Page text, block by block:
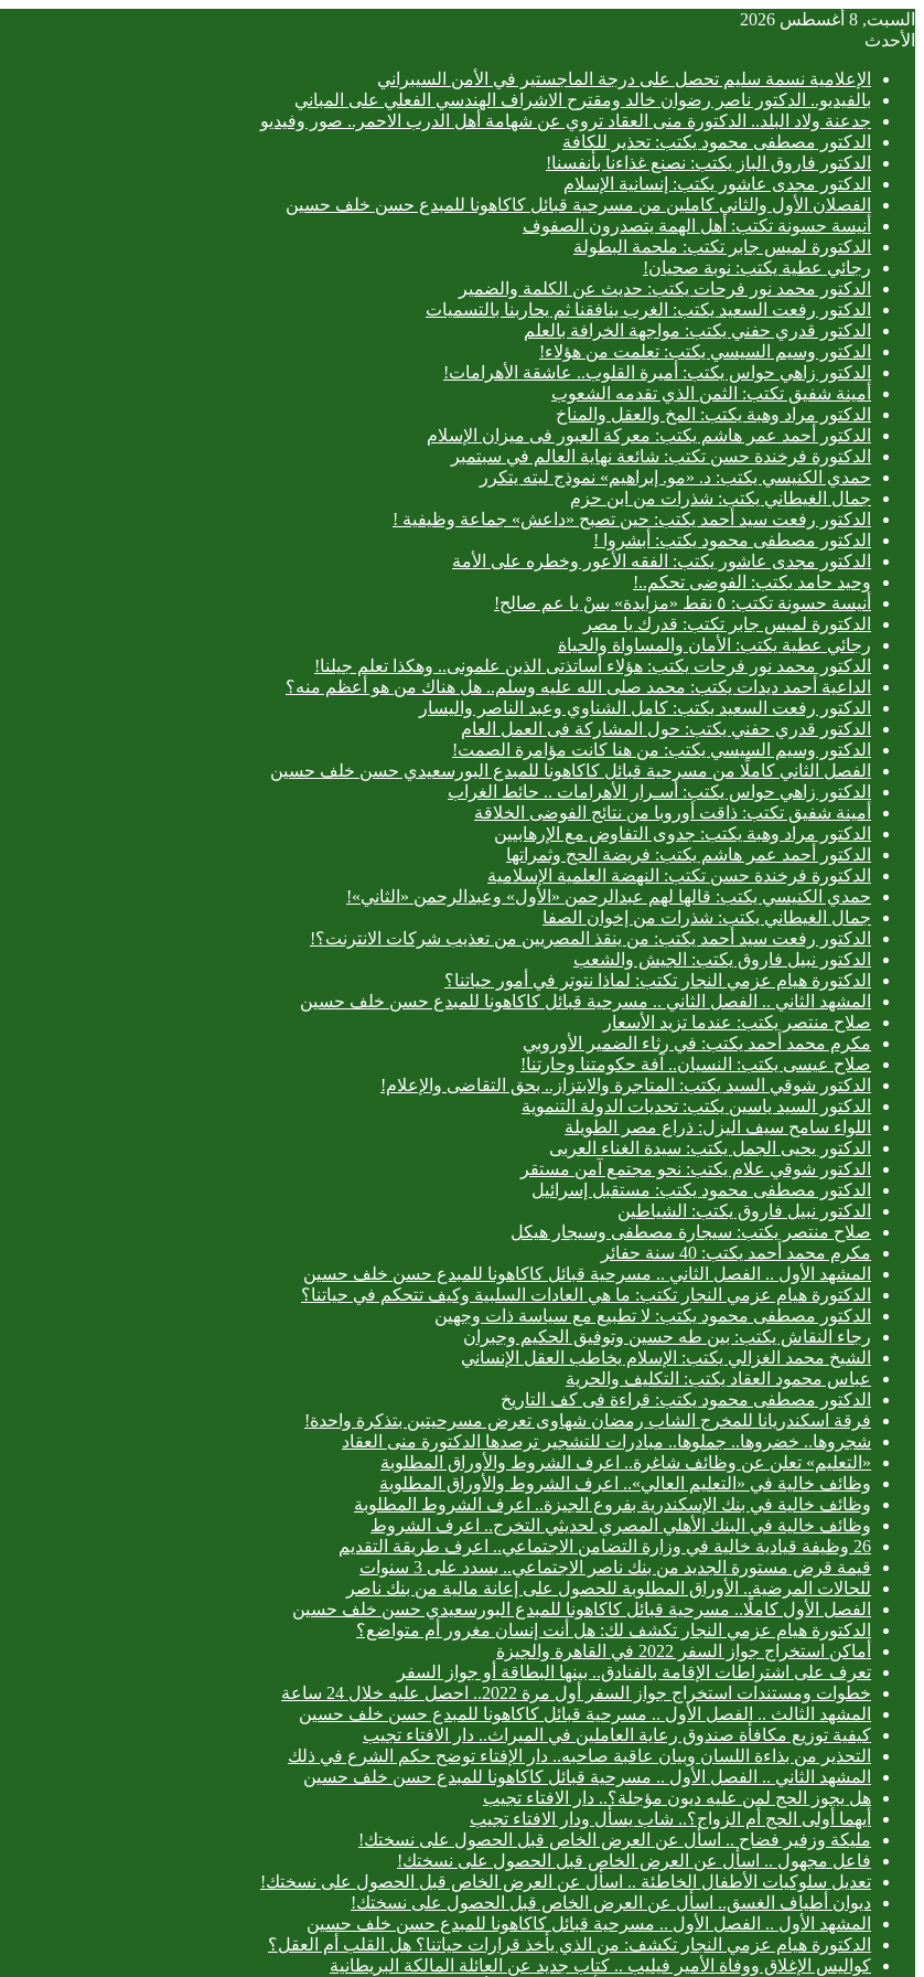
السبت, 8 أغسطس 2026
الأحدث
الإعلامية نسمة سليم تحصل على درجة الماجستير في الأمن السيبراني
بالفيديو.. ‎الدكتور ناصر رضوان خالد ومقترح الاشراف الهندسي الفعلي على المباني
جدعنة ولاد البلد.. الدكتورة منى العقاد تروي عن شهامة أهل الدرب الاحمر.. صور وفيديو
الدكتور مصطفى محمود يكتب: تحذير للكافة
الدكتور فاروق الباز يكتب: نصنع غذاءنا بأنفسنا!
الدكتور مجدى عاشور يكتب: إنسانية الإسلام
الفصلان الأول والثاني كاملين من مسرحية قبائل كاكاهونا للمبدع حسن خلف حسين
أنيسة حسونة تكتب: أهل الهمة يتصدرون الصفوف
الدكتورة لميس جابر تكتب: ملحمة البطولة
رجائي عطية يكتب: نوبة صحيان!
الدكتور محمد نور فرحات يكتب: حديث عن الكلمة والضمير
الدكتور رفعت السعيد يكتب: الغرب ينافقنا ثم يحاربنا بالتسميات
الدكتور قدري حفني يكتب: مواجهة الخرافة بالعلم
الدكتور وسيم السيسي يكتب: تعلمت من هؤلاء!
الدكتور زاهي حواس يكتب: أميرة القلوب.. عاشقة الأهرامات!
أمينة شفيق تكتب: الثمن الذي تقدمه الشعوب
الدكتور مراد وهبة يكتب: المخ والعقل والمناخ
الدكتور أحمد عمر هاشم يكتب: معركة العبور فى ميزان الإسلام
الدكتورة فرخندة حسن تكتب: شائعة نهاية العالم في سبتمبر
حمدي الكنيسي يكتب: د. «مو. إبراهيم» نموذج ليته يتكرر
جمال الغيطاني يكتب: شذرات من ابن حزم
الدكتور رفعت سيد أحمد يكتب: حين تصبح «داعش» جماعة وظيفية !
الدكتور مصطفى محمود يكتب: أبشروا !
الدكتور مجدى عاشور يكتب: الفقه الأعور وخطره على الأمة
وحيد حامد يكتب: الفوضى تحكم..!
أنيسة حسونة تكتب: ٥ نقط «مزايدة» بسْ يا عم صالح!
الدكتورة لميس جابر تكتب: قدرك يا مصر
رجائي عطية يكتب: الأمان والمساواة والحياة
الدكتور محمد نور فرحات يكتب: هؤلاء أساتذتى الذين علمونى.. وهكذا تعلم جيلنا!
الداعية أحمد ديدات يكتب: محمد صلى الله عليه وسلم.. هل هناك من هو أعظم منه؟
الدكتور رفعت السعيد يكتب: كامل الشناوي وعبد الناصر واليسار
الدكتور قدري حفني يكتب: حول المشاركة فى العمل العام
الدكتور وسيم السيسي يكتب: من هنا كانت مؤامرة الصمت!
الفصل الثاني كاملًا من مسرحية قبائل كاكاهونا للمبدع البورسعيدي حسن خلف حسين
الدكتور زاهي حواس يكتب: أسـرار الأهرامات .. حائط الغراب
أمينة شفيق تكتب: ذاقت أوروبا من نتائج الفوضى الخلاقة
الدكتور مراد وهبة يكتب: جدوى التفاوض مع الإرهابيين
الدكتور أحمد عمر هاشم يكتب: فريضة الحج وثمراتها
الدكتورة فرخندة حسن تكتب: النهضة العلمية الإسلامية
حمدي الكنيسي يكتب: قالها لهم عبدالرحمن «الأول» وعبدالرحمن «الثاني»!
جمال الغيطاني يكتب: شذرات من إخوان الصفا
الدكتور رفعت سيد أحمد يكتب: من ينقذ المصريين من تعذيب شركات الانترنت؟!
الدكتور نبيل فاروق يكتب: الجيش والشعب
الدكتورة هيام عزمي النجار تكتب: لماذا نتوتر في أمور حياتنا؟
المشهد الثاني .. الفصل الثاني .. مسرحية قبائل كاكاهونا للمبدع حسن خلف حسين
صلاح منتصر يكتب: عندما تزيد الأسعار
مكرم محمد أحمد يكتب: في رثاء الضمير الأوروبي
صلاح عيسى يكتب: النسيان.. آفة حكومتنا وحارتنا!
الدكتور شوقي السيد يكتب: المتاجرة والابتزاز.. بحق التقاضى والإعلام!
الدكتور السيد ياسين يكتب: تحديات الدولة التنموية
اللواء سامح سيف اليزل: ذراع مصر الطويلة
الدكتور يحيى الجمل يكتب: سيدة الغناء العربى
الدكتور شوقي علام يكتب: نحو مجتمع آمن مستقر
الدكتور مصطفى محمود يكتب: مستقبل إسرائيل
الدكتور نبيل فاروق يكتب: الشياطين
صلاح منتصر يكتب: سيجارة مصطفى وسيجار هيكل
مكرم محمد أحمد يكتب: 40 سنة حفائر
المشهد الأول .. الفصل الثاني .. مسرحية قبائل كاكاهونا للمبدع حسن خلف حسين
الدكتورة هيام عزمي النجار تكتب: ما هي العادات السلبية وكيف تتحكم في حياتنا؟
الدكتور مصطفى محمود يكتب: لا تطبيع مع سياسة ذات وجهين
رجاء النقاش يكتب: بين طه حسين وتوفيق الحكيم وجبران
الشيخ محمد الغزالي يكتب: الإسلام يخاطب العقل الإنساني
عباس محمود العقاد يكتب: التكليف والحرية
الدكتور مصطفى محمود يكتب: قراءة فى كف التاريخ
فرقة اسكندريانا للمخرج الشاب رمضان شهاوى تعرض مسرحيتين بتذكرة واحدة!
شجروها.. خضروها.. جملوها.. مبادرات للتشجير ترصدها الدكتورة منى العقاد
«التعليم» تعلن عن وظائف شاغرة.. اعرف الشروط والأوراق المطلوبة
وظائف خالية في «التعليم العالي».. اعرف الشروط والأوراق المطلوبة
وظائف خالية في بنك الإسكندرية بفروع الجيزة.. اعرف الشروط المطلوبة
وظائف خالية في البنك الأهلي المصري لحديثي التخرج.. اعرف الشروط
26 وظيفة قيادية خالية في وزارة التضامن الاجتماعي.. اعرف طريقة التقديم
قيمة قرض مستورة الجديد من بنك ناصر الاجتماعي.. يسدد على 3 سنوات
للحالات المرضية.. الأوراق المطلوبة للحصول على إعانة مالية من بنك ناصر
الفصل الأول كاملًا.. مسرحية قبائل كاكاهونا للمبدع البورسعيدي حسن خلف حسين
الدكتورة هيام عزمي النجار تكشف لك: هل أنت إنسان مغرور أم متواضع؟
أماكن استخراج جواز السفر 2022 في القاهرة والجيزة
تعرف على اشتراطات الإقامة بالفنادق.. بينها البطاقة أو جواز السفر
خطوات ومستندات استخراج جواز السفر أول مرة 2022.. احصل عليه خلال 24 ساعة
المشهد الثالث .. الفصل الأول .. مسرحية قبائل كاكاهونا للمبدع حسن خلف حسين
كيفية توزيع مكافأة صندوق رعاية العاملين في الميراث.. دار الافتاء تجيب
التحذير من بذاءة اللسان وبيان عاقبة صاحبه.. دار الإفتاء توضح حكم الشرع في ذلك
المشهد الثاني .. الفصل الأول .. مسرحية قبائل كاكاهونا للمبدع حسن خلف حسين
هل يجوز الحج لمن عليه ديون مؤجلة؟.. دار الافتاء تجيب
أيهما أولى الحج أم الزواج؟.. شاب يسأل ودار الافتاء تجيب
مليكة وزفير فضاح .. اسأل عن العرض الخاص قبل الحصول على نسختك!
فاعل مجهول .. اسأل عن العرض الخاص قبل الحصول على نسختك!
تعديل سلوكيات الأطفال الخاطئة .. اسأل عن العرض الخاص قبل الحصول على نسختك!
ديوان أطياف الغسق.. اسأل عن العرض الخاص قبل الحصول على نسختك!
المشهد الأول .. الفصل الأول .. مسرحية قبائل كاكاهونا للمبدع حسن خلف حسين
الدكتورة هيام عزمي النجار تكشف: من الذي يأخذ قرارات حياتنا؟ هل القلب أم العقل؟
كواليس الإغلاق ووفاة الأمير فيليب .. كتاب جديد عن العائلة المالكة البريطانية